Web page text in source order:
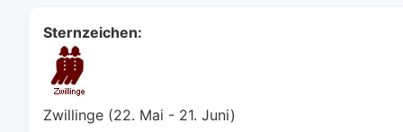
Sternzeichen:
Zwillinge (22. Mai - 21. Juni)